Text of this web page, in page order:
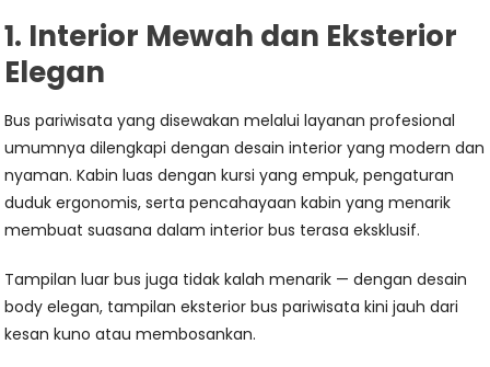
1. Interior Mewah dan Eksterior
Elegan
Bus pariwisata yang disewakan melalui layanan profesional
umumnya dilengkapi dengan desain interior yang modern dan
nyaman. Kabin luas dengan kursi yang empuk, pengaturan
duduk ergonomis, serta pencahayaan kabin yang menarik
membuat suasana dalam interior bus terasa eksklusif.
Tampilan luar bus juga tidak kalah menarik — dengan desain
body elegan, tampilan eksterior bus pariwisata kini jauh dari
kesan kuno atau membosankan.